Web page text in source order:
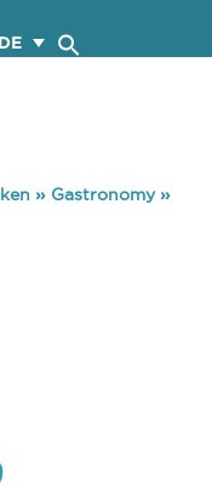
DE
» Gastronomy»